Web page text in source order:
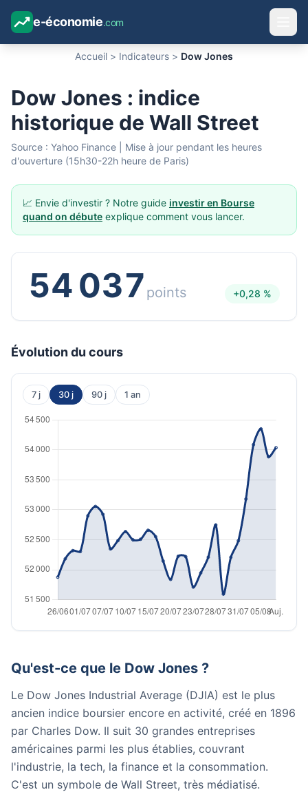
e-économie.com
Accueil > Indicateurs > Dow Jones
Dow Jones : indice
historique de Wall Street
Source : Yahoo Finance | Mise à jour pendant les heures
d'ouverture (15h30-22h heure de Paris)
📈 Envie d'investir ? Notre guide investir en Bourse
quand on débute explique comment vous lancer.
54 037 points +0,28 %
Évolution du cours
7 j 30 j 90 j 1 an
Qu'est-ce que le Dow Jones ?
Le Dow Jones Industrial Average (DJIA) est le plus
ancien indice boursier encore en activité, créé en 1896
par Charles Dow. Il suit 30 grandes entreprises
américaines parmi les plus établies, couvrant
l'industrie, la tech, la finance et la consommation.
C'est un symbole de Wall Street, très médiatisé.